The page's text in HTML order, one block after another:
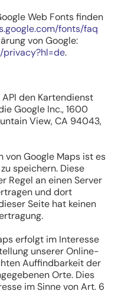
Web Fonts finden
fonts/faq
von Google:
privacy?hl=de.
den Kartendienst
Google Inc., 1600
View, CA 94043,
von Google Maps ist es
speichern. Diese
Regel an einen Server
und dort
Seite hat keinen
erfolgt im Interesse
unserer Online-
Auffindbarkeit der
Orte. Dies
im Sinne von Art. 6